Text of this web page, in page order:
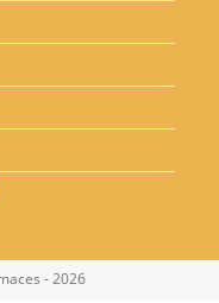
- 2026